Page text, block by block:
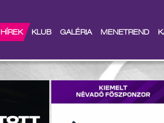
HÍREK KLUB GALÉRIA MENETREND
KUPA